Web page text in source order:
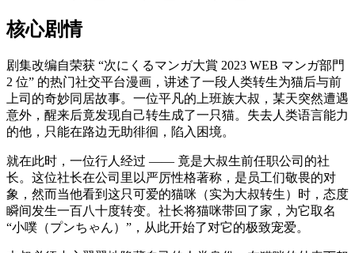
核心剧情
剧集改编自荣获 “次にくるマンガ大賞 2023 WEB マンガ部門
2 位” 的热门社交平台漫画，讲述了一段人类转生为猫后与前
上司的奇妙同居故事。一位平凡的上班族大叔，某天突然遭遇
意外，醒来后竟发现自己转生成了一只猫。失去人类语言能力
的他，只能在路边无助徘徊，陷入困境。
就在此时，一位行人经过 —— 竟是大叔生前任职公司的社
长。这位社长在公司里以严厉性格著称，是员工们敬畏的对
象，然而当他看到这只可爱的猫咪（实为大叔转生）时，态度
瞬间发生一百八十度转变。社长将猫咪带回了家，为它取名
“小噗（プンちゃん）”，从此开始了对它的极致宠爱。